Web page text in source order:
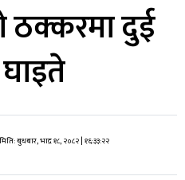
ठक्करमा दुई
बुधबार, भाद्र १८, २०८२| १६:३३:२२